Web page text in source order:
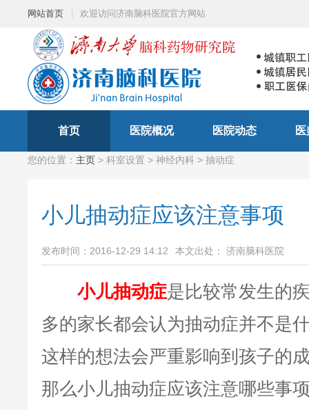
网站首页 欢迎访问济南脑科医院官方网站
首页 医院概况 医院动态
您的位置： 主页 > 科室设置 > 神经内科 > 抽动症
小儿抽动症应该注意事项
发布时间：2016-12-29 14:12 本文出处： 济南脑科医院
小儿抽动症是比较常发生的
多的家长都会认为抽动症并不是
这样的想法会严重影响到孩子的
那么小儿抽动症应该注意哪些事